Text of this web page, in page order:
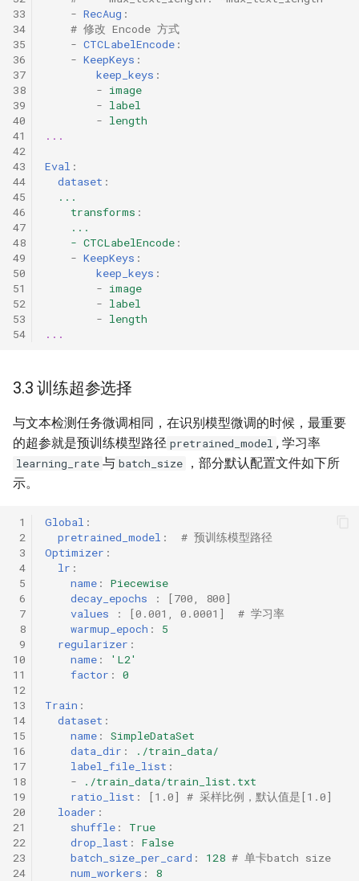
33
34
35
36
37
38
39
40
41
42
43
44
45
46
47
48
49
50
51
52
53
54
- RecAug :
# 修改 Encode 方式
- CTCLabelEncode :
- KeepKeys :
keep_keys :
- image
- label
- length
...
Eval :
dataset :
...
transforms :
...
- CTCLabelEncode :
- KeepKeys :
keep_keys :
- image
- label
- length
...
3.3 训练超参选择
与文本检测任务微调相同，在识别模型微调的时候，最重要
的超参就是预训练模型路径 pretrained_model , 学习率
learning_rate 与 batch_size
，部分默认配置文件如下所
示。
1
2
3
4
5
6
7
8
9
10
11
12
13
14
15
16
17
18
19
20
21
22
23
24
Global :
pretrained_model :
# 预训练模型路径
Optimizer :
lr :
name :
Piecewise
decay_epochs
: [700 800]
values
: [0.001 0.0001 ]
# 学习率
warmup_epoch :
5
regularizer :
name :
'L2'
factor : 0
Train :
dataset :
name :
SimpleDataSet
data_dir :
./train_data/
label_file_list :
-
./train_data/train_list.txt
ratio_list : [1.0]
# 采样比例，默认值是[1.0]
loader :
shuffle :
True
drop_last :
False
batch_size_per_card : 128 # 单卡batch size
num_workers : 8